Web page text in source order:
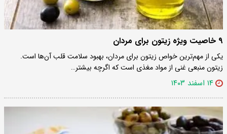
۹ خاصیت ویژه زیتون برای مردان
یکی از مهم‌ترین خواص زیتون برای مردان، بهبود سلامت قلب آن‌ها است.
زیتون منبعی غنی از مواد مغذی است که اگرچه بیشتر…
۱۴ اسفند ۱۴۰۳